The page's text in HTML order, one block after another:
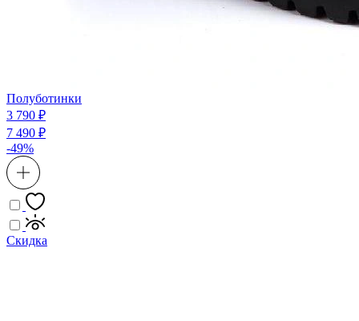
Полуботинки
3 790 ₽
7 490 ₽
-49%
Скидка